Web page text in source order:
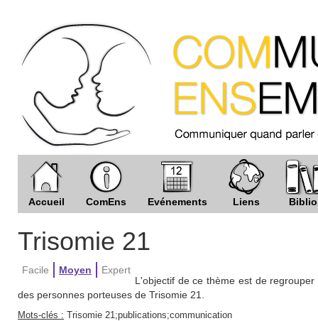
Accueil ComEns Evénements Liens Biblio
Trisomie 21
Facile Moyen
Expert
L'objectif de ce thème est de
des personnes porteuses de Trisomie 21.
Mots-clés : Trisomie 21;publications;communication